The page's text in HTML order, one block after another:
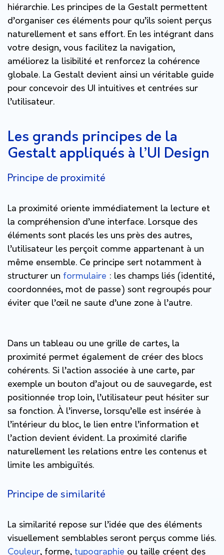
hiérarchie. Les principes de la Gestalt permettent
d’organiser ces éléments pour qu’ils soient perçus
naturellement et sans effort. En les intégrant dans
votre design, vous facilitez la navigation,
améliorez la lisibilité et renforcez la cohérence
globale. La Gestalt devient ainsi un véritable guide
pour concevoir des UI intuitives et centrées sur
l’utilisateur.
Les grands principes de la
Gestalt appliqués à l’UI Design
Principe de proximité
La proximité oriente immédiatement la lecture et
la compréhension d’une interface. Lorsque des
éléments sont placés les uns près des autres,
l’utilisateur les perçoit comme appartenant à un
même ensemble. Ce principe sert notamment à
structurer un formulaire : les champs liés (identité,
coordonnées, mot de passe) sont regroupés pour
éviter que l’œil ne saute d’une zone à l’autre.
Dans un tableau ou une grille de cartes, la
proximité permet également de créer des blocs
cohérents. Si l’action associée à une carte, par
exemple un bouton d’ajout ou de sauvegarde, est
positionnée trop loin, l’utilisateur peut hésiter sur
sa fonction. À l’inverse, lorsqu’elle est insérée à
l’intérieur du bloc, le lien entre l’information et
l’action devient évident. La proximité clarifie
naturellement les relations entre les contenus et
limite les ambiguïtés.
Principe de similarité
La similarité repose sur l’idée que des éléments
visuellement semblables seront perçus comme liés.
Couleur, forme, typographie ou taille créent des